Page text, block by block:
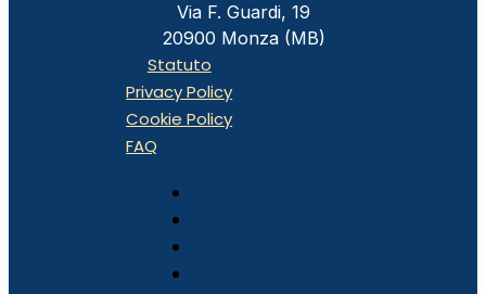
Via F. Guardi, 19
20900 Monza (MB)
Statuto
Privacy Policy
Cookie Policy
FAQ